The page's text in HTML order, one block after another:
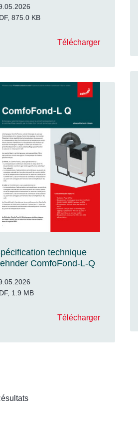
875.0 KB
Télécharger
technique
ComfoFond-L-Q
1.9 MB
Télécharger